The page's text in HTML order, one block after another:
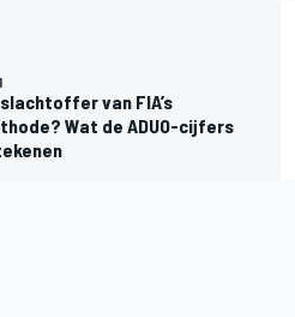
van FIA’s
Wat de ADUO-cijfers